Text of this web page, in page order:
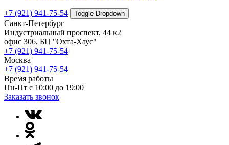
+7 (921) 941-75-54 Toggle Dropdown
Санкт-Петербург
Индустриальный проспект, 44 к2
офис 306, БЦ "Охта-Хаус"
+7 (921) 941-75-54
Москва
+7 (921) 941-75-54
Время работы
Пн-Пт с 10:00 до 19:00
Заказать звонок